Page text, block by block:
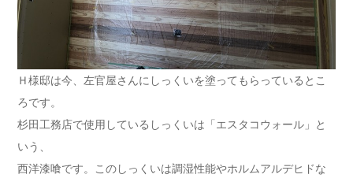
Ｈ様邸は今、左官屋さんにしっくいを塗ってもらっているとこ
ろです。
杉田工務店で使用しているしっくいは「エスタコウォール」と
いう、
西洋漆喰です。このしっくいは調湿性能やホルムアルデヒドな